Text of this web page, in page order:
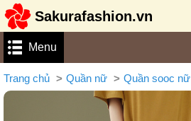
Sakurafashion.vn
Menu
Trang chủ Quần nữ Quần sooc nữ